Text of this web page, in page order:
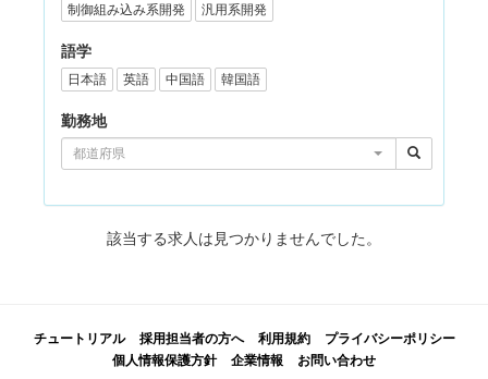
制御組み込み系開発
汎用系開発
語学
日本語 英語 中国語 韓国語
勤務地
都道府県
該当する求人は見つかりませんでした。
チュートリアル 採用担当者の方へ 利用規約
プライバシーポリシー
個人情報保護方針
企業情報 お問い合わせ